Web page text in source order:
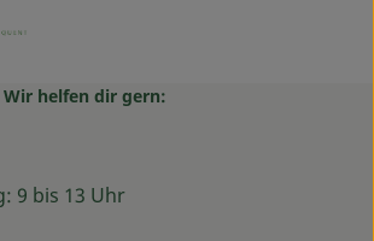
Wir helfen dir gern:
9 bis 13 Uhr